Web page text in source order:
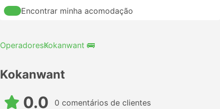
Encontrar minha acomodação
OperadoresKokanwant 🚌
Kokanwant
0.0 0 comentários de clientes